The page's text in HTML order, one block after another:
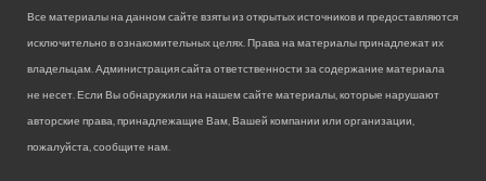
Все материалы на данном сайте взяты из открытых источников и предоставляются
исключительно в ознакомительных целях. Права на материалы принадлежат их
владельцам. Администрация сайта ответственности за содержание материала
не несет. Если Вы обнаружили на нашем сайте материалы, которые нарушают
авторские права, принадлежащие Вам, Вашей компании или организации,
пожалуйста, сообщите нам.